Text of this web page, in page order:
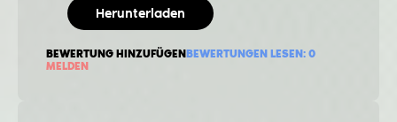
Herunterladen
BEWERTUNG HINZUFÜGENBEWERTUNGEN LESEN: 0
MELDEN